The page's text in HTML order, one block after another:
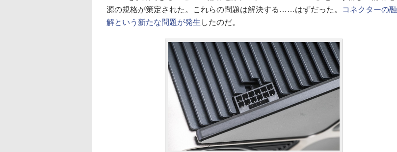
源の規格が策定された。これらの問題は解決する……はずだった。
コネクターの融
解という新たな問題が発生 したのだ。